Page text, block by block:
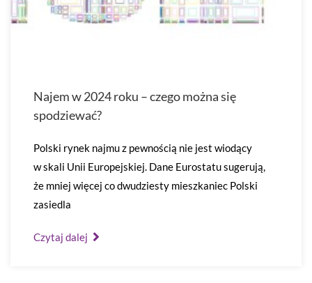
Najem w 2024 roku – czego można się
spodziewać?
Polski rynek najmu z pewnością nie jest wiodący
w skali Unii Europejskiej. Dane Eurostatu sugerują,
że mniej więcej co dwudziesty mieszkaniec Polski
zasiedla
Czytaj dalej